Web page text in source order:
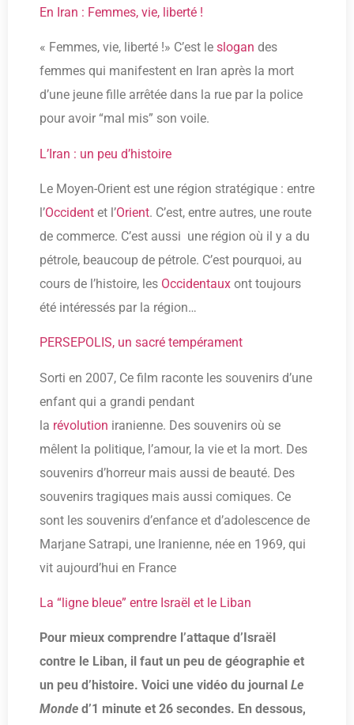
En Iran : Femmes, vie, liberté !
« Femmes, vie, liberté !» C’est le slogan des
femmes qui manifestent en Iran après la mort
d’une jeune fille arrêtée dans la rue par la police
pour avoir “mal mis” son voile.
L’Iran : un peu d’histoire
Le Moyen-Orient est une région stratégique : entre
l’Occident et l’Orient. C’est, entre autres, une route
de commerce. C’est aussi une région où il y a du
pétrole, beaucoup de pétrole. C’est pourquoi, au
cours de l’histoire, les Occidentaux ont toujours
été intéressés par la région…
PERSEPOLIS, un sacré tempérament
Sorti en 2007, Ce film raconte les souvenirs d’une
enfant qui a grandi pendant
la révolution iranienne. Des souvenirs où se
mêlent la politique, l’amour, la vie et la mort. Des
souvenirs d’horreur mais aussi de beauté. Des
souvenirs tragiques mais aussi comiques. Ce
sont les souvenirs d’enfance et d’adolescence de
Marjane Satrapi, une Iranienne, née en 1969, qui
vit aujourd’hui en France
La “ligne bleue” entre Israël et le Liban
Pour mieux comprendre l’attaque d’Israël
contre le Liban, il faut un peu de géographie et
un peu d’histoire. Voici une vidéo du journal Le
Monde d’1 minute et 26 secondes. En dessous,